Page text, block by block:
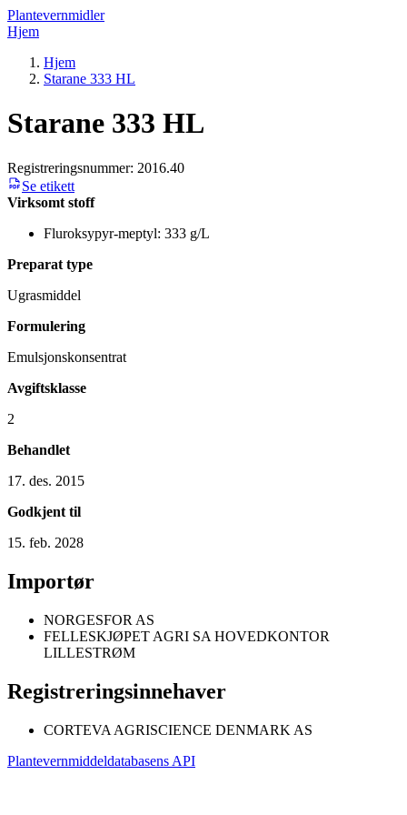
Plantevernmidler
Hjem
Hjem
Starane 333 HL
Starane 333 HL
Registreringsnummer: 2016.40
Se etikett
Virksomt stoff
Fluroksypyr-meptyl: 333 g/L
Preparat type
Ugrasmiddel
Formulering
Emulsjonskonsentrat
Avgiftsklasse
2
Behandlet
17. des. 2015
Godkjent til
15. feb. 2028
Importør
NORGESFOR AS
FELLESKJØPET AGRI SA HOVEDKONTOR
LILLESTRØM
Registreringsinnehaver
CORTEVA AGRISCIENCE DENMARK AS
Plantevernmiddeldatabasens API